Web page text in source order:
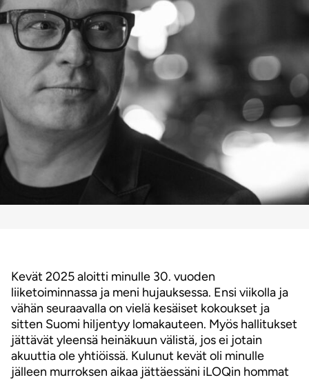
Kevät 2025 aloitti minulle 30. vuoden
liiketoiminnassa ja meni hujauksessa. Ensi viikolla ja
vähän seuraavalla on vielä kesäiset kokoukset ja
sitten Suomi hiljentyy lomakauteen. Myös hallitukset
jättävät yleensä heinäkuun välistä, jos ei jotain
akuuttia ole yhtiöissä. Kulunut kevät oli minulle
jälleen murroksen aikaa jättäessäni iLOQin hommat